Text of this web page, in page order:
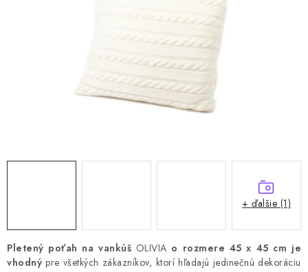
Dodanie tovaru a ceny za doručenie
Hodnotenie obchodu
Odmeny pre našich zákazníkov
Pletený poťah na vankúš OLIVIA o rozmere 45 x 45 cm je
vhodný pre všetkých zákazníkov, ktorí hľadajú jedinečnú dekoráciu
+ ďalšie (1)